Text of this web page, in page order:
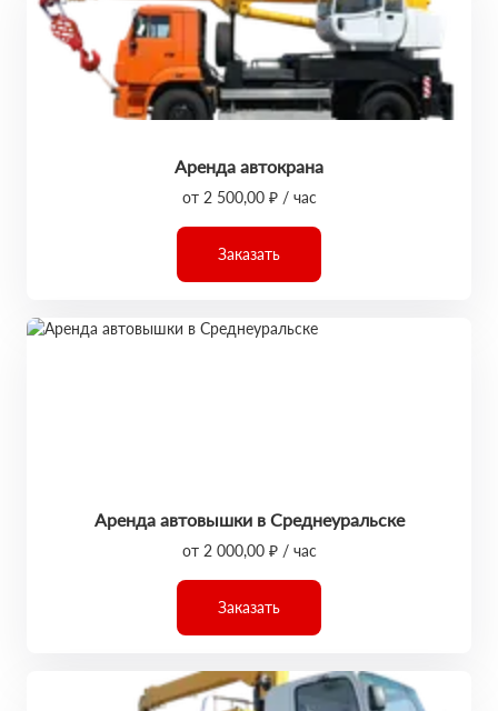
Аренда автокрана
от 2 500,00 ₽ / час
Заказать
Аренда автовышки в Среднеуральске
от 2 000,00 ₽ / час
Заказать